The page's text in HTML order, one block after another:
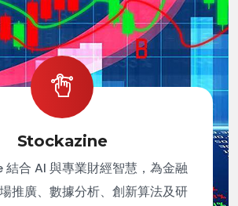
Stockazine
合 AI 與專業財經智慧，為金融
推廣、數據分析、創新算法及研